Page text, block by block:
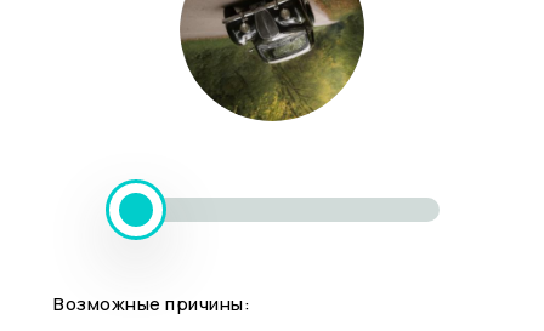
Возможные причины: